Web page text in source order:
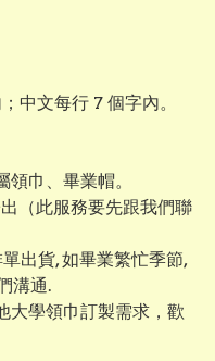
中文每行 7 個字內。
巾、畢業帽。
（此服務要先跟我們聯
出貨, 如畢業繁忙季節,
溝通.
大學領巾訂製需求，歡